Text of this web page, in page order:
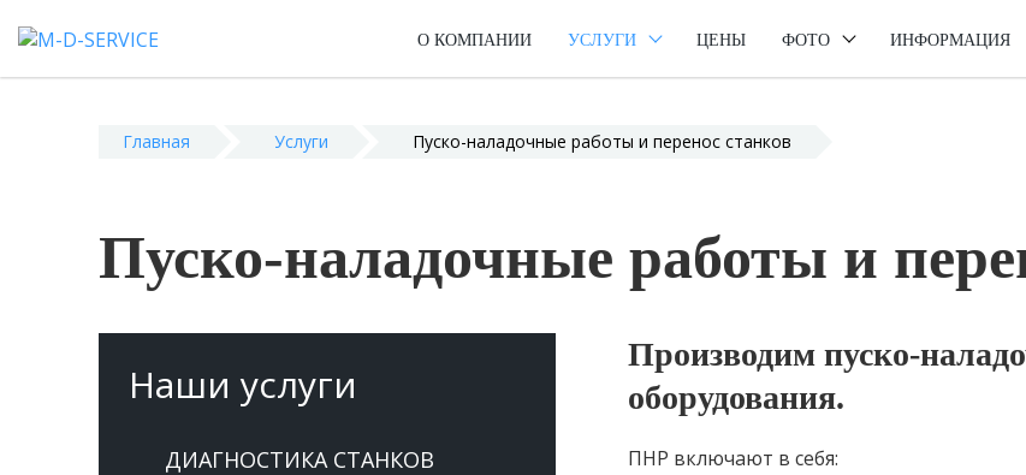
О КОМПАНИИ УСЛУГИ ЦЕНЫ ФОТО ИНФОРМАЦИЯ
Главная Услуги Пуско-наладочные работы и перенос станков
Пуско-наладочные работы и
Наши услуги
ДИАГНОСТИКА СТАНКОВ
Производим пуско-
оборудования.
ПНР включают в себя: